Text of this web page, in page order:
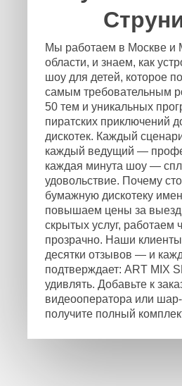
Мы работаем в Москве и
области, и знаем, как
шоу для детей, которое
самым требовательным
50 тем и уникальных
пиратских приключений
дискотек. Каждый
каждый ведущий —
каждая минута шоу —
удовольствие. Почему
бумажную дискотеку
повышаем цены за
скрытых услуг, работаем
прозрачно. Наши
десятки отзывов — и
подтверждает: ART MIX
удивлять. Добавьте к
видеооператора или
получите полный